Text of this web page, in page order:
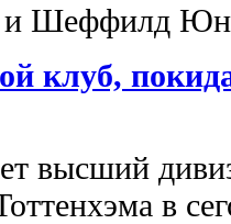
и Шеффилд
клуб,
высший
в